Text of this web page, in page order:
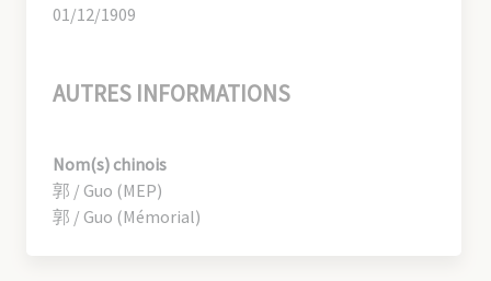
01/12/1909
AUTRES INFORMATIONS
Nom(s) chinois
郭 / Guo (MEP)
郭 / Guo (Mémorial)